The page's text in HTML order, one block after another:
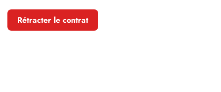
Rétracter le contrat